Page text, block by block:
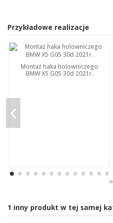
Przykładowe realizacje
Montaż haka holowniczego
BMW X5 G05 30d 2021r.
1 inny produkt w tej samej